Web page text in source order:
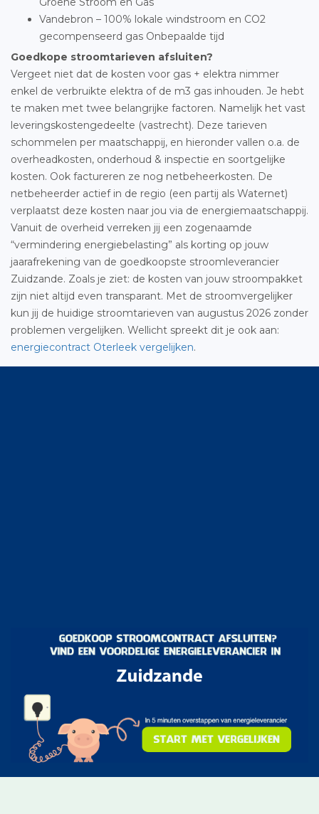
Vandebron – 100% lokale windstroom en CO2
gecompenseerd gas Onbepaalde tijd
Goedkope stroomtarieven afsluiten?
Vergeet niet dat de kosten voor gas + elektra nimmer
enkel de verbruikte elektra of de m3 gas inhouden. Je hebt
te maken met twee belangrijke factoren. Namelijk het vast
leveringskostengedeelte (vastrecht). Deze tarieven
schommelen per maatschappij, en hieronder vallen o.a. de
overheadkosten, onderhoud & inspectie en soortgelijke
kosten. Ook factureren ze nog netbeheerkosten. De
netbeheerder actief in de regio (een partij als Waternet)
verplaatst deze kosten naar jou via de energiemaatschappij.
Vanuit de overheid verreken jij een zogenaamde
“vermindering energiebelasting” als korting op jouw
jaarafrekening van de goedkoopste stroomleverancier
Zuidzande. Zoals je ziet: de kosten van jouw stroompakket
zijn niet altijd even transparant. Met de stroomvergelijker
kun jij de huidige stroomtarieven van augustus 2026 zonder
problemen vergelijken. Wellicht spreekt dit je ook aan:
energiecontract Oterleek vergelijken.